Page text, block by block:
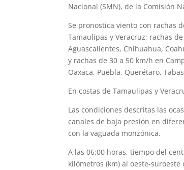
Nacional (SMN), de la Comisión
Se pronostica viento con rachas
Tamaulipas y Veracruz; rachas
Aguascalientes, Chihuahua,
y rachas de 30 a 50 km/h en
Oaxaca, Puebla, Querétaro,
En costas de Tamaulipas y
Las condiciones descritas las
canales de baja presión en
con la vaguada monzónica.
A las 06:00 horas, tiempo del
kilómetros (km) al oeste-